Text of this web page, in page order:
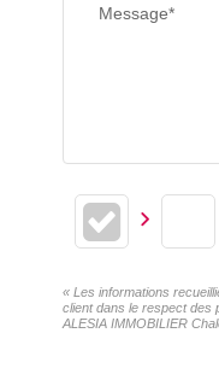
Message*
« Les informations
client dans le respect des
ALESIA IMMOBILIER